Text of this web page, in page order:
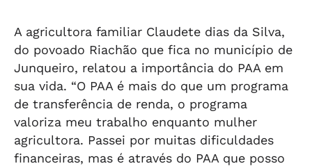
A agricultora familiar Claudete dias da Silva,
do povoado Riachão que fica no município de
Junqueiro, relatou a importância do PAA em
sua vida. “O PAA é mais do que um programa
de transferência de renda, o programa
valoriza meu trabalho enquanto mulher
agricultora. Passei por muitas dificuldades
financeiras, mas é através do PAA que posso